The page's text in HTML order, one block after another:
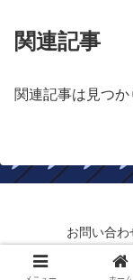
関連記事
関連記事は見つか
お問い合わ
© 2020 キャプ